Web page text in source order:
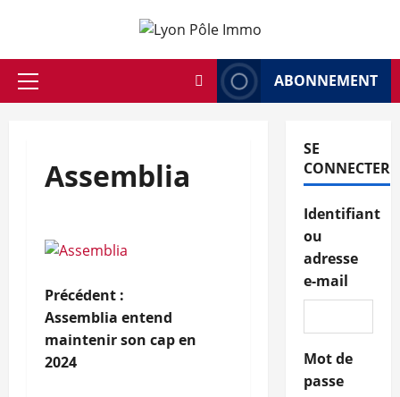
contenu
Menu
ABONNEMENT
Assemblia
N
a
v
Précédent :
Assemblia entend
maintenir son cap en
2024
SE
CONNECTER
Identifiant
ou
adresse
e-mail
Mot de
passe